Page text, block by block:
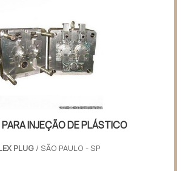
INJEÇÃO DE PLÁSTICO
PLUG / SÃO PAULO - SP